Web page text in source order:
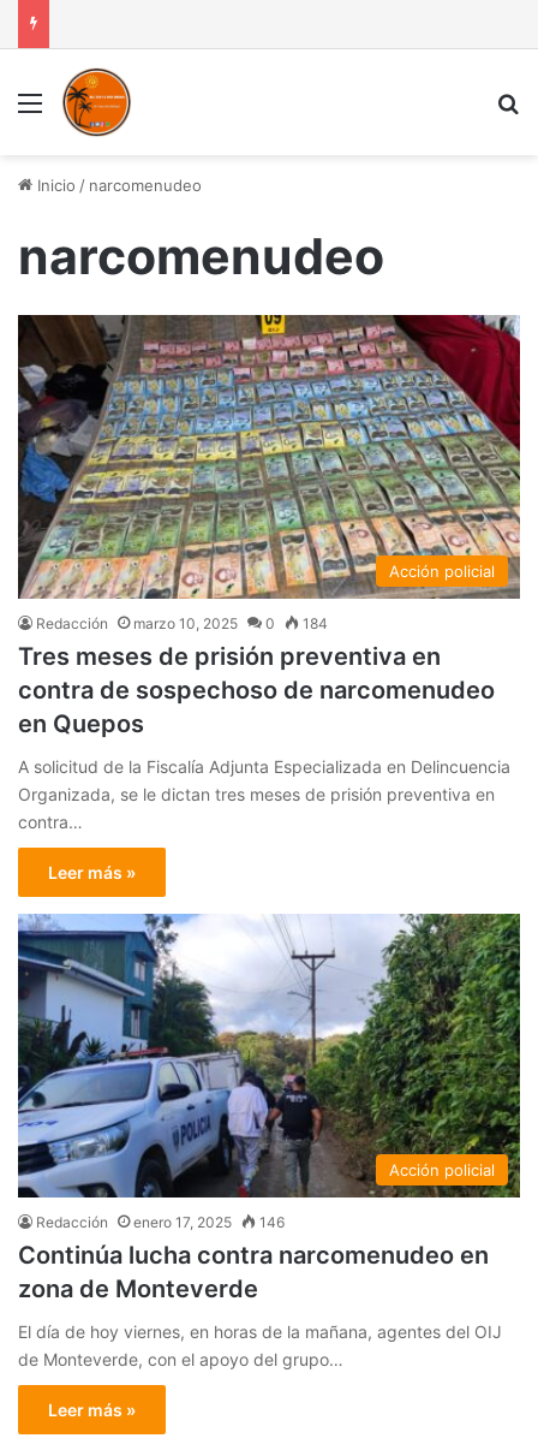
Menú
Inicio / narcomenudeo
narcomenudeo
Acción policial
Redacción marzo 10, 2025 0 184
Tres meses de prisión preventiva en
contra de sospechoso de narcomenudeo
en Quepos
A solicitud de la Fiscalía Adjunta Especializada en Delincuencia
Organizada, se le dictan tres meses de prisión preventiva en
contra…
Leer más »
Acción policial
Redacción enero 17, 2025 146
Continúa lucha contra narcomenudeo en
zona de Monteverde
El día de hoy viernes, en horas de la mañana, agentes del OIJ
de Monteverde, con el apoyo del grupo…
Leer más »